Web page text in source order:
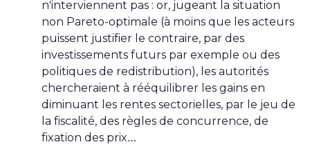
n’interviennent pas : or, jugeant la situation
non Pareto-optimale (à moins que les acteurs
puissent justifier le contraire, par des
investissements futurs par exemple ou des
politiques de redistribution), les autorités
chercheraient à rééquilibrer les gains en
diminuant les rentes sectorielles, par le jeu de
la fiscalité, des règles de concurrence, de
fixation des prix…